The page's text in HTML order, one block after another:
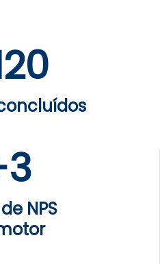
3
NPS